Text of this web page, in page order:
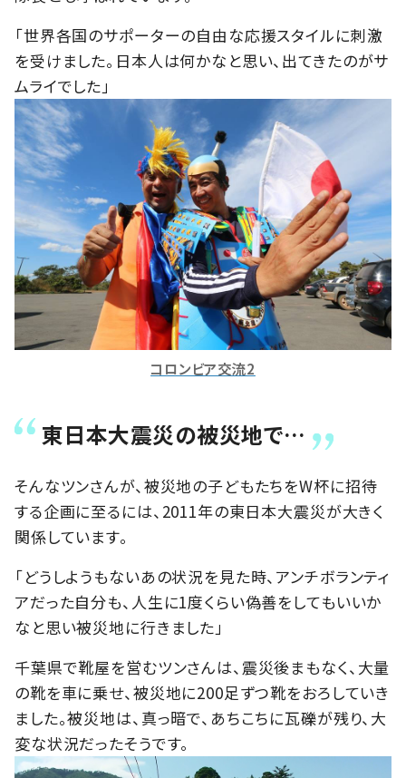
「世界各国のサポーターの自由な応援スタイルに刺激
を受けました。日本人は何かなと思い、出てきたのがサ
ムライでした」
コロンビア交流2
東日本大震災の被災地で…
そんなツンさんが、被災地の子どもたちをW杯に招待
する企画に至るには、2011年の東日本大震災が大きく
関係しています。
「どうしようもないあの状況を見た時、アンチボランティ
アだった自分も、人生に1度くらい偽善をしてもいいか
なと思い被災地に行きました」
千葉県で靴屋を営むツンさんは、震災後まもなく、大量
の靴を車に乗せ、被災地に200足ずつ靴をおろしていき
ました。被災地は、真っ暗で、あちこちに瓦礫が残り、大
変な状況だったそうです。